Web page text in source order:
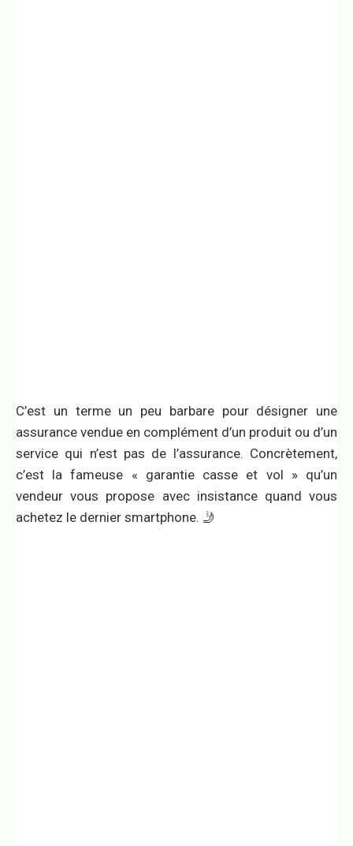
C’est un terme un peu barbare pour désigner une
assurance vendue en complément d’un produit ou d’un
service qui n’est pas de l’assurance. Concrètement,
c’est la fameuse « garantie casse et vol » qu’un
vendeur vous propose avec insistance quand vous
achetez le dernier smartphone. 🤳